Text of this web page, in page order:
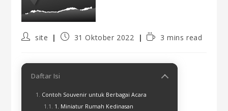
site 31 Oktober 2022 3 mins read
Daftar Isi
Contoh Souvenir untuk Berbagai Acara
1. Miniatur Rumah Kedinasan